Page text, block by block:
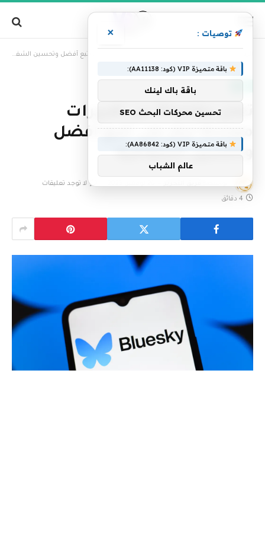
تعلن Bluesky عن تغييرات
معتدلة تركز على تتبع أفضل
وتحسين الشفافية
لا توجد تعليقات
4 دقائق
توصيات : ×
باقة متميزة VIP (كود: AA11138):
باقة باك لينك
تحسين محركات البحث SEO
باقة متميزة VIP (كود: AA86842):
عالم الشباب